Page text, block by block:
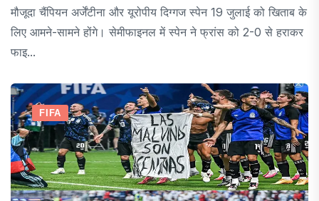
मौजूदा चैंपियन अर्जेंटीना और यूरोपीय दिग्गज स्पेन 19 जुलाई को खिताब के
लिए आमने-सामने होंगे। सेमीफाइनल में स्पेन ने फ्रांस को 2-0 से हराकर
फाइ...
FIFA